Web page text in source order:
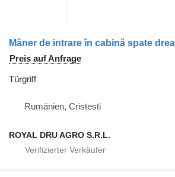
Preis auf Anfrage
Türgriff
Rumänien, Cristesti
ROYAL DRU AGRO S.R.L.